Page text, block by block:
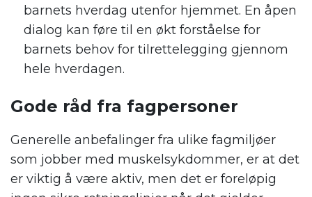
barnets hverdag utenfor hjemmet. En åpen
dialog kan føre til en økt forståelse for
barnets behov for tilrettelegging gjennom
hele hverdagen.
Gode råd fra fagpersoner
Generelle anbefalinger fra ulike fagmiljøer
som jobber med muskelsykdommer, er at det
er viktig å være aktiv, men det er foreløpig